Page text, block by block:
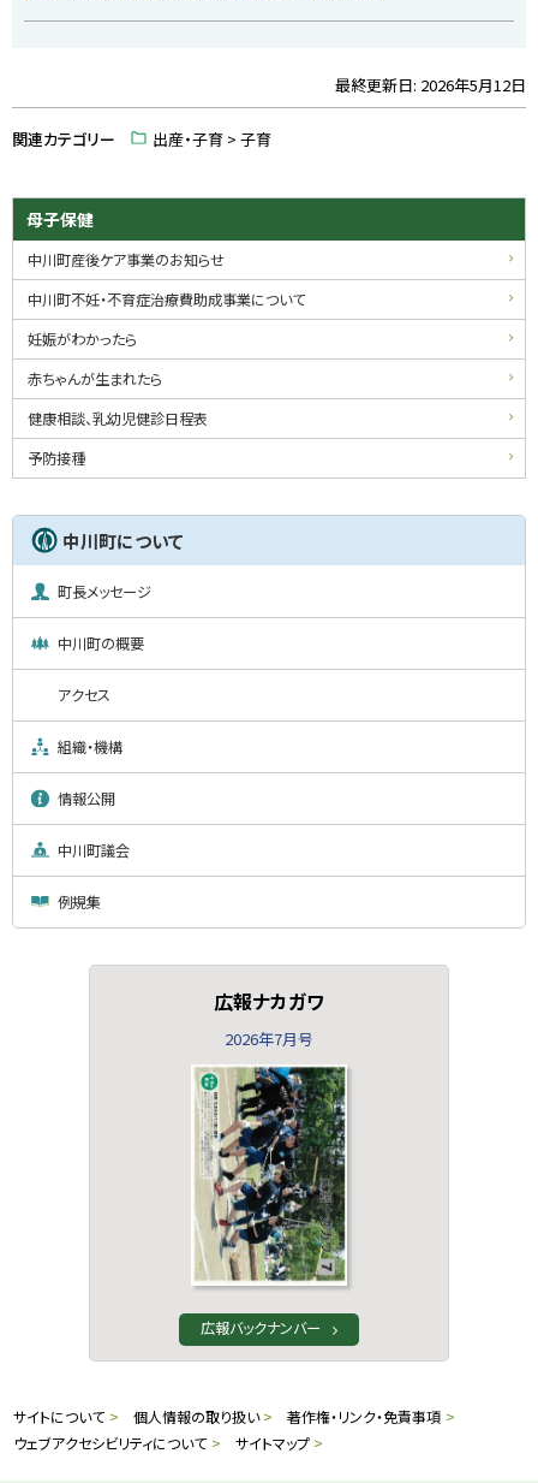
ッ
プ
戻
最終更新日: 2026年5月12日
関連カテゴリー 出産・子育 > 子育
サ
イ
ド
メ
ニ
ュ
母子保健
中川町産後ケア事業のお知らせ
中川町不妊・不育症治療費助成事業について
妊娠がわかったら
赤ちゃんが生まれたら
健康相談、乳幼児健診日程表
予防接種
中川町について
町長メッセージ
中川町の概要
アクセス
組織・機構
情報公開
中川町議会
例規集
広報ナカガワ
2026年7月号
広報バックナンバー
文サ
サイトについて 個人情報の取り扱い
著作権・リンク・免責事項
ウェブアクセシビリティについて
サイトマップ